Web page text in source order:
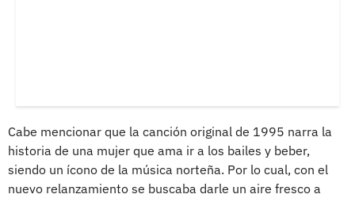
Cabe mencionar que la canción original de 1995 narra la
historia de una mujer que ama ir a los bailes y beber,
siendo un ícono de la música norteña. Por lo cual, con el
nuevo relanzamiento se buscaba darle un aire fresco a